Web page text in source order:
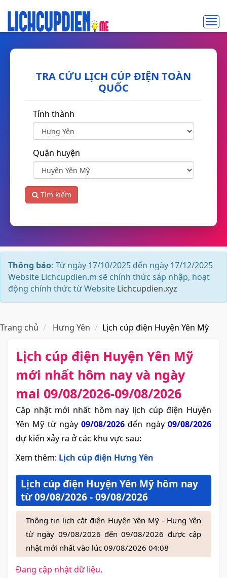
TRA CỨU LỊCH CÚP ĐIỆN TOÀN
QUỐC
Tỉnh thành
Quận huyện
Tìm kiếm
Thông báo: Từ ngày 17/10/2025 đến ngày 17/12/2025
Website Lichcupdien.m sẽ chính thức sáp nhập, hoạt
động chính thức từ Website Lichcupdien.xyz
Trang chủ Hưng Yên Lịch cúp điện Huyện Yên Mỹ
Lịch cúp điện Huyện Yên Mỹ​
mới nhất hôm nay và ngày
mai 09/08/2026-09/08/2026
Cập nhật mới nhất hôm nay lịch cúp điện Huyện
Yên Mỹ từ ngày 09/08/2026 đến ngày09/08/2026
dự kiến xảy ra ở các khu vực sau:
Xem thêm: Lịch cúp điện Hưng Yên
Lịch cúp điện Huyện Yên Mỹ hôm nay
từ 09/08/2026 - 09/08/2026
Thông tin lịch cắt điện Huyện Yên Mỹ - Hưng Yên
từ ngày 09/08/2026 đến 09/08/2026 được cập
nhật mới nhất vào lúc 09/08/2026 04:08
Đang cập nhật dữ liệu.